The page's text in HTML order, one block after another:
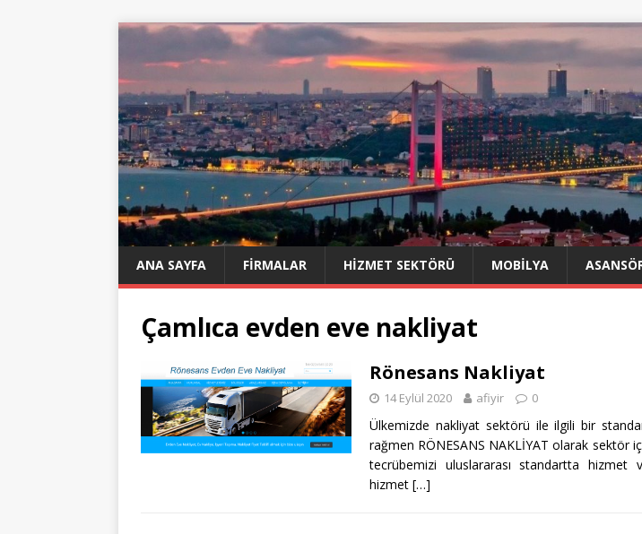
ANA SAYFA FIRMALAR HIZMET SEKTÖRÜ MOBILYA
Çamlıca evden eve nakliyat
Rönesans Nakliyat
14 Eylül 2020 afiyir 0
Ülkemizde nakliyat sektörü ile ilgili bir
rağmen RÖNESANS NAKLİYAT olarak sektör
tecrübemizi uluslararası standartta hizmet
hizmet […]